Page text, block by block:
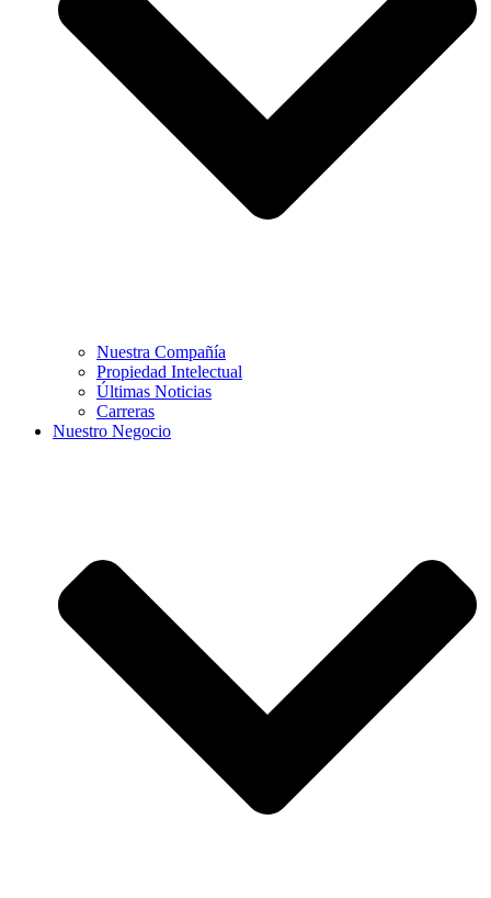
Nuestra Compañía
Propiedad Intelectual
Últimas Noticias
Carreras
Nuestro Negocio